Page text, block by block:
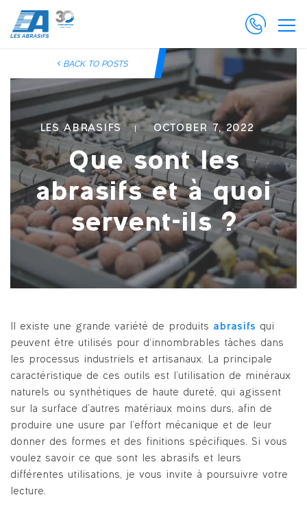
BACK TO POSTS
LES ABRASIFS OCTOBER 7, 2022
Que sont les
abrasifs et à quoi
servent-ils ?
Il existe une grande variété de produits abrasifs qui
peuvent être utilisés pour d’innombrables tâches dans
les processus industriels et artisanaux. La principale
caractéristique de ces outils est l’utilisation de minéraux
naturels ou synthétiques de haute dureté, qui agissent
sur la surface d’autres matériaux moins durs, afin de
produire une usure par l’effort mécanique et de leur
donner des formes et des finitions spécifiques. Si vous
voulez savoir ce que sont les abrasifs et leurs
différentes utilisations, je vous invite à poursuivre votre
lecture.